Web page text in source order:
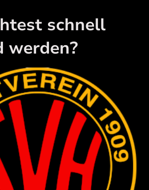
schnell
werden?